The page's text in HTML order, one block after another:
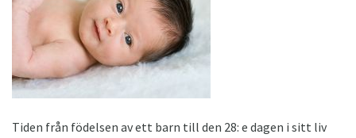
Tiden från födelsen av ett barn till den 28: e dagen i sitt liv